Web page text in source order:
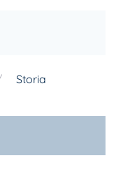
Storia